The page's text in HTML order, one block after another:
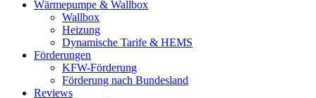
Wärmepumpe & Wallbox
Wallbox
Heizung
Dynamische Tarife & HEMS
Förderungen
KFW-Förderung
Förderung nach Bundesland
Reviews